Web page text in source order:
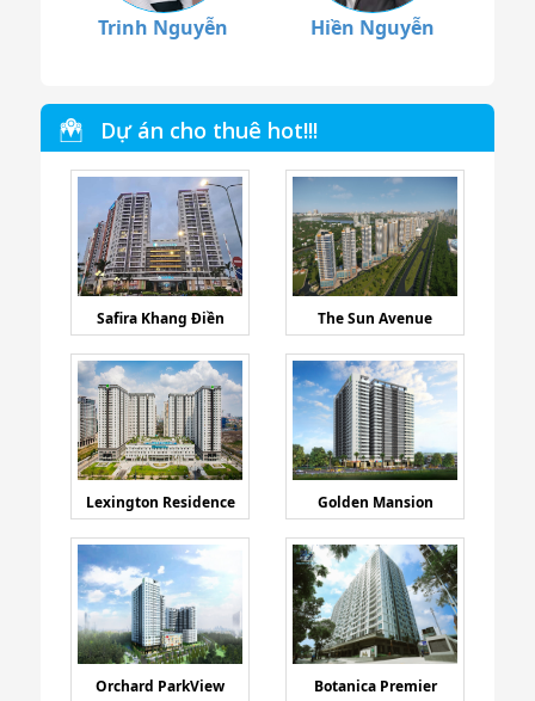
Trinh Nguyễn Hiền Nguyễn
Dự án cho thuê hot!!!
Safira Khang Điền The Sun Avenue
Lexington Residence Golden Mansion
Orchard ParkView Botanica Premier